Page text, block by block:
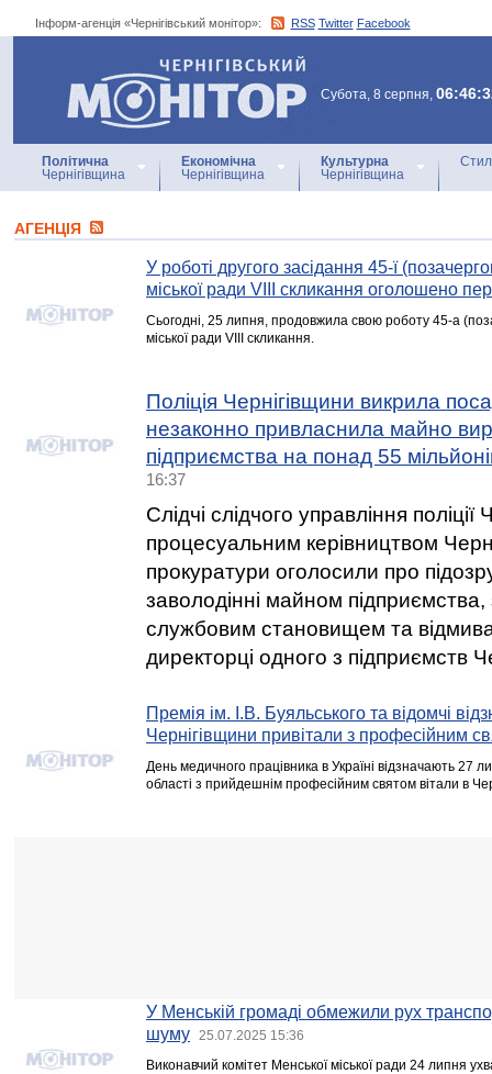
Інформ-агенція «Чернігівський монітор»: RSS Twitter Facebook
Інформ-агенція
«Чернігівський монітор»
Субота, 8 серпня,
Політична
Чернігівщина
Економічна
Чернігівщина
Культурна
Чернігівщина
АГЕНЦIЯ
У роботі другого засідання 45-ї
міської ради VIII скликання оголошено
Сьогодні, 25 липня, продовжила свою роботу 45-а
міської ради VIII скликання.
Поліція Чернігівщини викрила
незаконно привласнила майно
підприємства на понад 55
16:37
Слідчі слідчого управління поліції
процесуальним керівництвом
прокуратури оголосили про
заволодінні майном
службовим становищем та
директорці одного з підприємств
Премія ім. І.В. Буяльського та відомчі
Чернігівщини привітали з професійним
День медичного працівника в Україні відзначають 27
області з прийдешнім професійним святом вітали в
У Менській громаді обмежили рух
шуму
25.07.2025 15:36
Виконавчий комітет Менської міської ради 24 липня